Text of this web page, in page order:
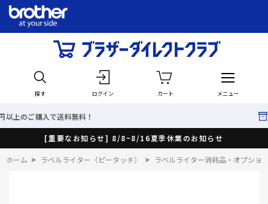
探す ログイン カート メニュー
無料！ 最短で翌日出荷！
[重要なお知らせ] 8/8~8/16夏季休業のお知らせ
ホーム > ラベルライター（ピータッチ） > ラベルライター消耗品・オプショ